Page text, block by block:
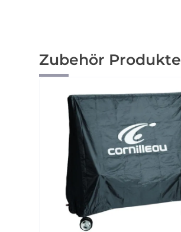
Produktgalerie überspringen
Zubehör Produkte